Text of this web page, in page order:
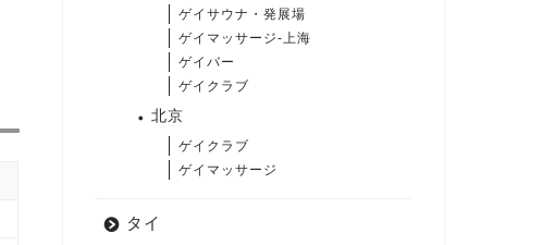
ゲイサウナ・発展場
ゲイマッサージ-上海
ゲイバー
ゲイクラブ
北京
ゲイクラブ
ゲイマッサージ
タイ